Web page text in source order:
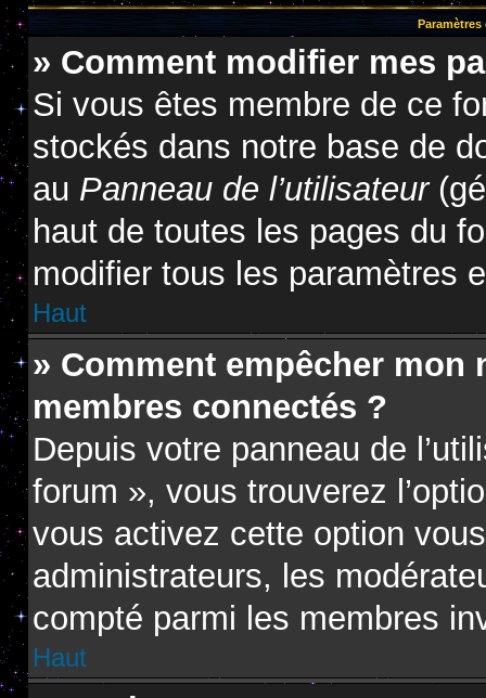
Paramètres
» Comment modifier mes
Si vous êtes membre de ce
stockés dans notre base de
au Panneau de l’utilisateur
haut de toutes les pages du
modifier tous les paramètres
Haut
» Comment empêcher mon
membres connectés ?
Depuis votre panneau de
forum », vous trouverez
vous activez cette option
administrateurs, les
compté parmi les membres
Haut